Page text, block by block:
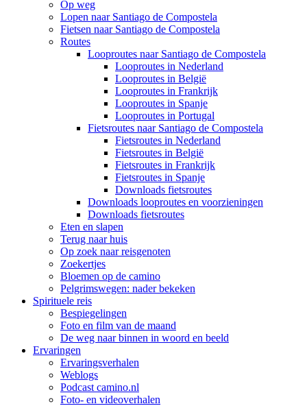
Op weg
Lopen naar Santiago de Compostela
Fietsen naar Santiago de Compostela
Routes
Looproutes naar Santiago de Compostela
Looproutes in Nederland
Looproutes in België
Looproutes in Frankrijk
Looproutes in Spanje
Looproutes in Portugal
Fietsroutes naar Santiago de Compostela
Fietsroutes in Nederland
Fietsroutes in België
Fietsroutes in Frankrijk
Fietsroutes in Spanje
Downloads fietsroutes
Downloads looproutes en voorzieningen
Downloads fietsroutes
Eten en slapen
Terug naar huis
Op zoek naar reisgenoten
Zoekertjes
Bloemen op de camino
Pelgrimswegen: nader bekeken
Spirituele reis
Bespiegelingen
Foto en film van de maand
De weg naar binnen in woord en beeld
Ervaringen
Ervaringsverhalen
Weblogs
Podcast camino.nl
Foto- en videoverhalen